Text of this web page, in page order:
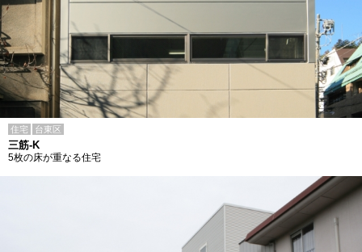
住宅 台東区
三筋-K
5枚の床が重なる住宅